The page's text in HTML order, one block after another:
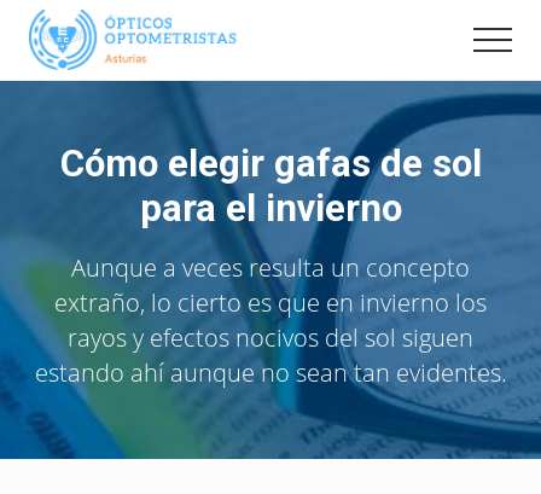
Menu
Saltar
contenido
Pagina
Delegación
Colegio
Nacional
de
Opticos
Optometristas.
Información,
eventos
Cómo elegir gafas de sol
para el invierno
Aunque a veces resulta un concepto
extraño, lo cierto es que en invierno los
rayos y efectos nocivos del sol siguen
estando ahí aunque no sean tan evidentes.